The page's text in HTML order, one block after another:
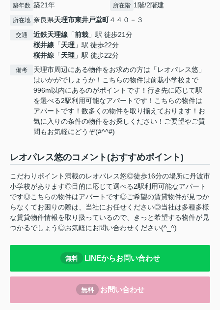
築年数 築21年 所在階 1階/2階建
所在地 奈良県天理市東井戸堂町４４０－３
交通 近鉄天理線 「前栽 」駅 徒歩21分
桜井線 「天理 」駅 徒歩22分
桜井線 「天理 」駅 徒歩22分
備考
天理市周辺にある物件をお求めの方は「レオパレス悠」
はいかがでしょうか！こちらの物件は前栽小学校まで
996m以内にあるのがポイントです！行き先に応じて駅
を選べる2駅利用可能なアパートです！こちらの物件は
アパートです！数多くの物件を取り揃えております！お
気に入りの条件の物件をお探しください！ご要望やご質
問もお気軽にどうぞ(#^^#)
レオパレス悠のコメント(おすすめポイント)
こだわりポイント満載のレオパレス悠◎徒歩16分の場所に丹波市
小学校があります◎目的に応じて選べる2駅利用可能なアパート
です◎こちらの物件はアパートです◎ご希望の賃貸物件が見つか
らなくてお困りの際は、当社にお任せください◎当社は多種多様
な賃貸物件情報を取り扱っているので、きっと希望する物件が見
つかるでしょう◎お気軽にお問い合わせください(^_^)
無料 LINEからお問い合わせ
無料 お問い合わせ